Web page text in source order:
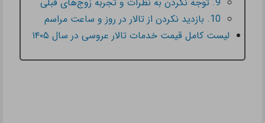
10. بازدید نکردن از تالار در روز و ساعت مراسم
لیست کامل قیمت خدمات تالار عروسی در سال ۱۴۰۵